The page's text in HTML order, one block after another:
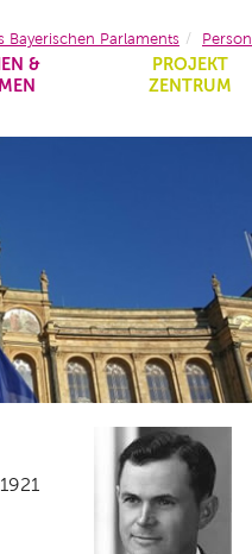
&
PROJEKT
ZENTRUM
Bayerischen Parlaments